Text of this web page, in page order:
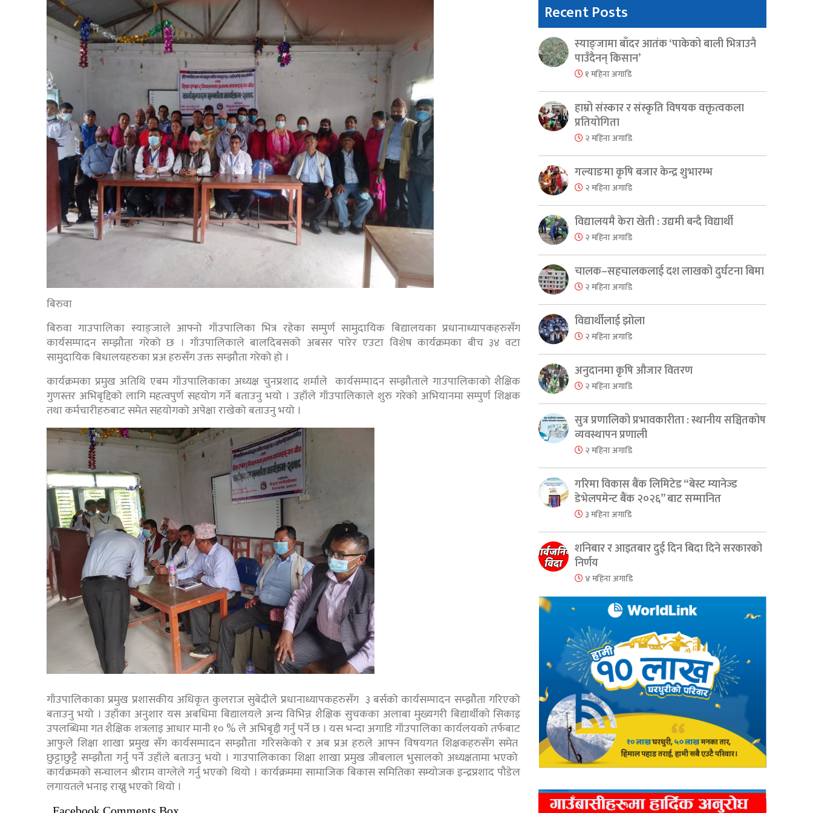
बिरुवा
बिरुवा गाउपालिका स्याङ्जाले आफ्नो गाँउपालिका भित्र रहेका सम्पुर्ण सामुदायिक बिद्यालयका प्रधानाध्यापकहरुसँग
कार्यसम्पादन सम्झौता गरेको छ । गाँउपालिकाले बालदिबसको अबसर पारेर एउटा विशेष कार्यक्रमका बीच ३४ वटा
सामुदायिक बिधालयहरुका प्रअ हरुसँग उक्त सम्झौता गरेको हो ।
कार्यक्रमका प्रमुख अतिथि एबम गाँउपालिकाका अध्यक्ष चुनप्रशाद शर्माले कार्यसम्पादन सम्झौताले गाउपालिकाको शैक्षिक
गुणस्तर अभिबृद्दिको लागि महत्वपुर्ण सहयोग गर्ने बताउनु भयो । उहाँले गाँउपालिकाले शुरु गरेकाे अभियानमा सम्पुर्ण शिक्षक
तथा कर्मचारीहरुबाट समेत सहयोगको अपेक्षा राखेको बताउनु भयो ।
गाँउपालिकाका प्रमुख प्रशासकीय अधिकृत कुलराज सुबेदीले प्रधानाध्यापकहरुसँग ३ बर्सको कार्यसम्पादन सम्झौता गरिएको
बताउनु भयो । उहाँका अनुशार यस अबधिमा बिद्यालयले अन्य विभिन्न शैक्षिक सुचकका अलाबा मुख्यगरी बिद्यार्थीकाे सिकाइ
उपलब्धिमा गत शैक्षिक शत्रलाइ आधार मानी १० % ले अभिबृद्दी गर्नु पर्ने छ । यस भन्दा अगाडि गाँउपालिका कार्यलयको तर्फबाट
आफुले शिक्षा शाखा प्रमुख सँग कार्यसम्पादन सम्झौता गरिसकेको र अब प्रअ हरुले आफ्न विषयगत शिक्षकहरुसँग समेत
छुट्टाछुट्टै सम्झौता गर्नु पर्ने उहाँले बताउनु भयो । गाउपालिकाका शिक्षा शाखा प्रमुख जीबलाल भुसालको अध्यक्षतामा भएको
कार्यक्रमको सन्चालन श्रीराम वाग्लेले गर्नु भएको थियो । कार्यक्रममा सामाजिक बिकास समितिका स‌म्याेजक इन्द्रप्रशाद पौडेल
लगायतले भनाइ राख्नु भएको थियो ।
Facebook Comments Box
Recent Posts
स्याङ्जामा बाँदर आतंक ‘पाकेको बाली भित्राउनै
पाउँदैनन् किसान’
१ महिना अगाडि
हाम्रो संस्कार र संस्कृति विषयक वक्तृत्वकला
प्रतियोगिता
२ महिना अगाडि
गल्याङमा कृषि बजार केन्द्र शुभारम्भ
२ महिना अगाडि
विद्यालयमै केरा खेती : उद्यमी बन्दै विद्यार्थी
२ महिना अगाडि
चालक–सहचालकलाई दश लाखको दुर्घटना बिमा
२ महिना अगाडि
विद्यार्थीलाई झोला
२ महिना अगाडि
अनुदानमा कृषि औजार वितरण
२ महिना अगाडि
सुत्र प्रणालिको प्रभावकारीता : स्थानीय सञ्चितकोष
व्यवस्थापन प्रणाली
२ महिना अगाडि
गरिमा विकास बैंक लिमिटेड “बेस्ट म्यानेज्ड
डेभेलपमेन्ट बैंक २०२६” बाट सम्मानित
३ महिना अगाडि
शनिबार र आइतबार दुई दिन बिदा दिने सरकारको
निर्णय
४ महिना अगाडि